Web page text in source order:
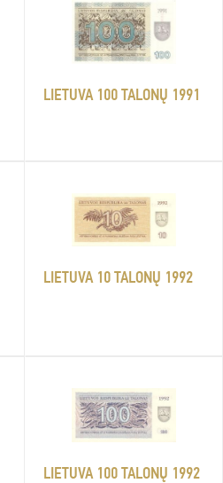
LIETUVA 100 TALONŲ 1991
LIETUVA 10 TALONŲ 1992
LIETUVA 100 TALONŲ 1992